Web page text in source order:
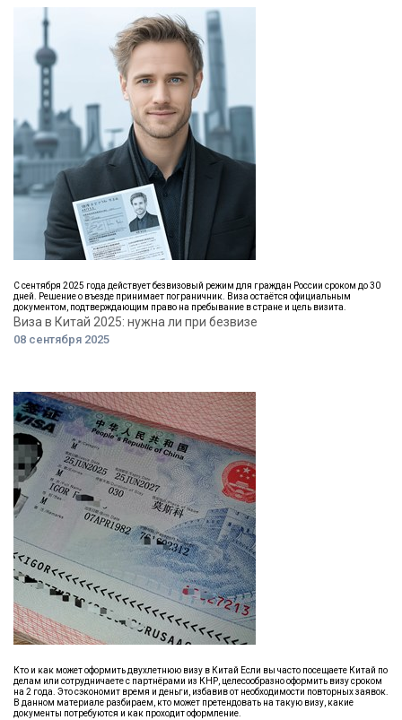
С сентября 2025 года действует безвизовый режим для граждан России сроком до 30
дней. Решение о въезде принимает пограничник. Виза остаётся официальным
документом, подтверждающим право на пребывание в стране и цель визита.
Виза в Китай 2025: нужна ли при безвизе
08 сентября 2025
Кто и как может оформить двухлетнюю визу в Китай Если вы часто посещаете Китай по
делам или сотрудничаете с партнёрами из КНР, целесообразно оформить визу сроком
на 2 года. Это сэкономит время и деньги, избавив от необходимости повторных заявок.
В данном материале разбираем, кто может претендовать на такую визу, какие
документы потребуются и как проходит оформление.